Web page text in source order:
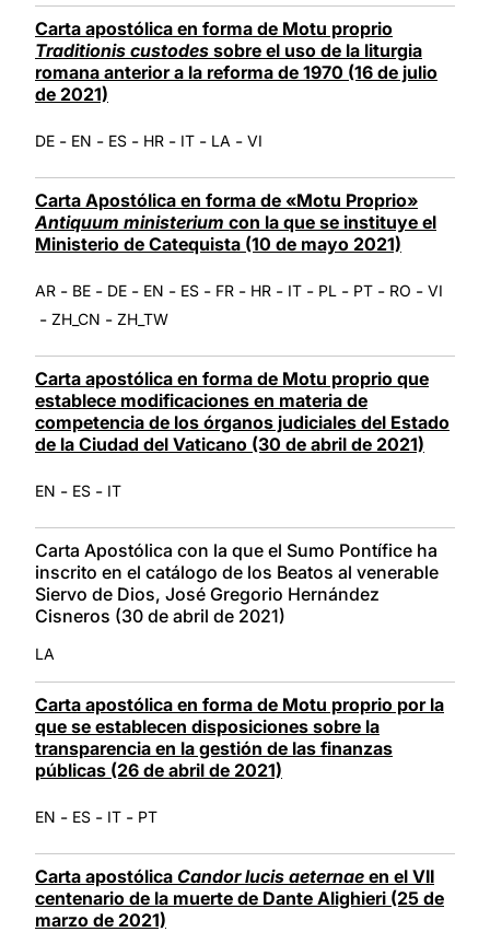
Carta apostólica en forma de Motu proprio
Traditionis custodes sobre el uso de la liturgia
romana anterior a la reforma de 1970 (16 de julio
de 2021)
DE - EN - ES - HR - IT - LA - VI
Carta Apostólica en forma de «Motu Proprio»
Antiquum ministerium con la que se instituye el
Ministerio de Catequista (10 de mayo 2021)
AR - BE - DE - EN - ES - FR - HR - IT - PL - PT - RO - VI
- ZH_CN - ZH_TW
Carta apostólica en forma de Motu proprio que
establece modificaciones en materia de
competencia de los órganos judiciales del Estado
de la Ciudad del Vaticano (30 de abril de 2021)
EN - ES - IT
Carta Apostólica con la que el Sumo Pontífice ha
inscrito en el catálogo de los Beatos al venerable
Siervo de Dios, José Gregorio Hernández
Cisneros (30 de abril de 2021)
LA
Carta apostólica en forma de Motu proprio por la
que se establecen disposiciones sobre la
transparencia en la gestión de las finanzas
públicas (26 de abril de 2021)
EN - ES - IT - PT
Carta apostólica Candor lucis aeternae en el VII
centenario de la muerte de Dante Alighieri (25 de
marzo de 2021)